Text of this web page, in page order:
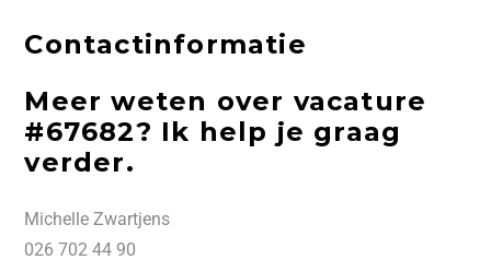
Contactinformatie
Meer weten over vacature
#67682? Ik help je graag
verder.
Michelle Zwartjens
026 702 44 90